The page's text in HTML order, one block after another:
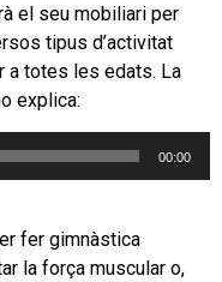
el seu mobiliari per
tipus d’activitat
a totes les edats. La
explica:
00:00
fer gimnàstica
la força muscular o,